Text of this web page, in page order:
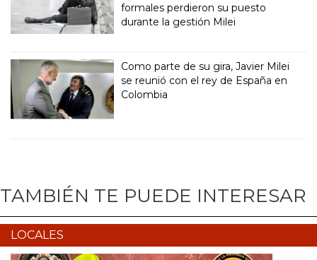
formales perdieron su puesto
durante la gestión Milei
Como parte de su gira, Javier Milei
se reunió con el rey de España en
Colombia
TAMBIÉN TE PUEDE INTERESAR
LOCALES